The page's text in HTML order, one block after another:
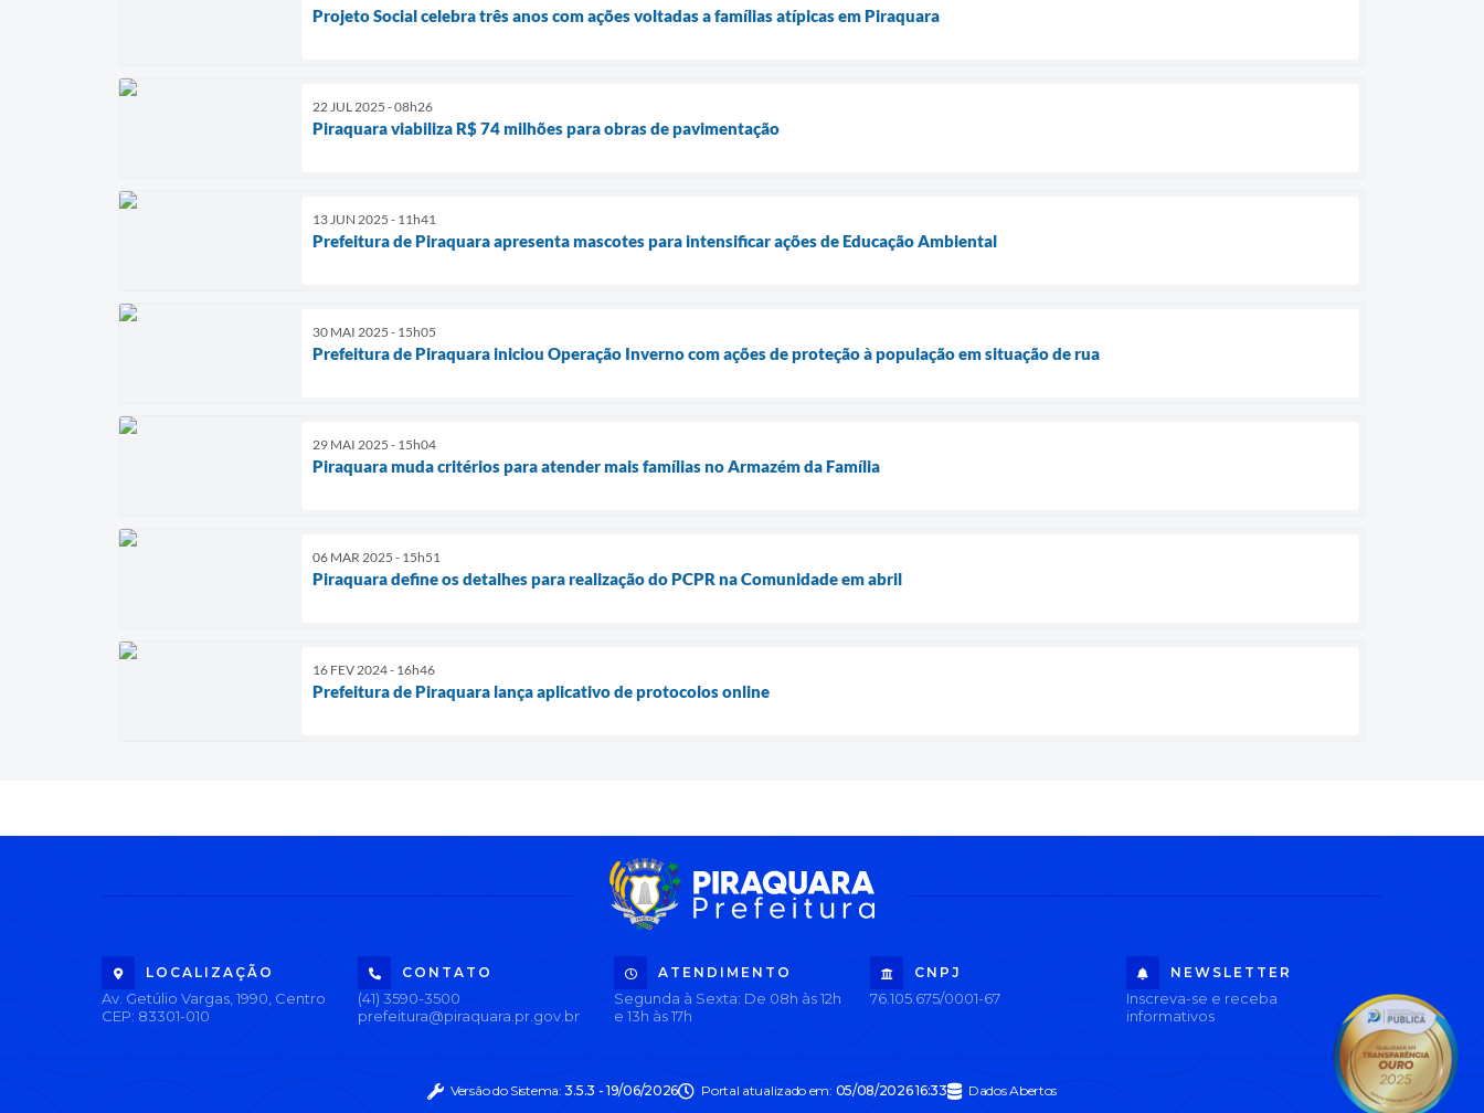
Projeto Social celebra três anos com ações voltadas a famílias atípicas em Piraquara
22 JUL 2025 - 08h26
Piraquara viabiliza R$ 74 milhões para obras de pavimentação
13 JUN 2025 - 11h41
Prefeitura de Piraquara apresenta mascotes para intensificar ações de Educação Ambiental
30 MAI 2025 - 15h05
Prefeitura de Piraquara iniciou Operação Inverno com ações de proteção à população em situação de rua
29 MAI 2025 - 15h04
Piraquara muda critérios para atender mais famílias no Armazém da Família
06 MAR 2025 - 15h51
Piraquara define os detalhes para realização do PCPR na Comunidade em abril
16 FEV 2024 - 16h46
Prefeitura de Piraquara lança aplicativo de protocolos online
LOCALIZAÇÃO
Av. Getúlio Vargas, 1990, Centro
CEP: 83301-010
CONTATO
(41) 3590-3500
prefeitura@piraquara.pr.gov.br
ATENDIMENTO
Segunda à Sexta: De 08h às 12h
e 13h às 17h
CNPJ
76.105.675/0001-67
NEWSLETTER
Inscreva-se e receba
informativos
Versão do Sistema:3.5.3 - 19/06/2026 Portal atualizado em: 05/08/2026 16:33 Dados Abertos